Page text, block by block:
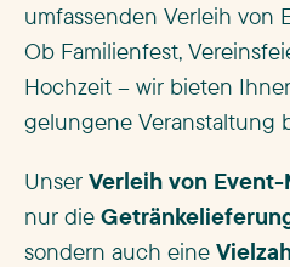
umfassenden Verleih von
Ob Familienfest,
Hochzeit – wir bieten
gelungene Veranstaltung
Unser Verleih von
nur die
sondern auch eine